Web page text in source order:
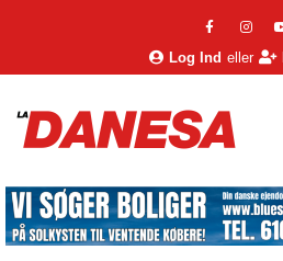
Log Ind eller